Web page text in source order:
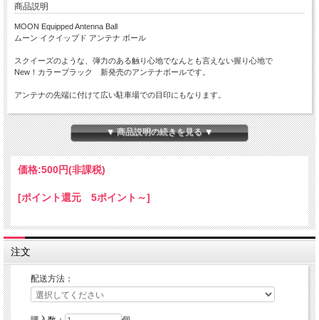
商品説明
MOON Equipped Antenna Ball
ムーン イクイップド アンテナ ボール
スクイーズのような、弾力のある触り心地でなんとも言えない握り心地で
New！カラーブラック 新発売のアンテナボールです。
アンテナの先端に付けて広い駐車場での目印にもなります。
カラー： BK ブラック スクイーズタイプ
サイズ： 約4.5cm
【送料】定形外郵便(規格外)で、全国一律２6０円でお届けします。
定形外郵便は通常の宅配便と異なり直接ポストへ投函するお届け方法です。
宅配便のように受領印やサインのやり取りが無く、ご不在時であってもお受け取り
また、沖縄等の離島区域の場合でも別途送料が掛かりません。
定形外郵便をご利用の際は、代引きサービスはご利用いただけません。
代金引換をご希望の場合は宅配便にて対応させて頂きます。
配送費は、ご注文確認後、改めて送料を含めた合計金額お知らせします。
▼ 商品説明の続きを見る ▼
価格:500円(非課税)
[ポイント還元 5ポイント～]
注文
配送方法：